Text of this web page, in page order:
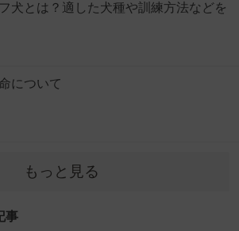
フ犬とは？適した犬種や訓練方法などを
について
もっと見る
事